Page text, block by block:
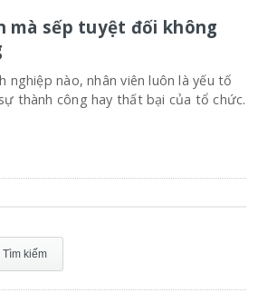
mà sếp tuyệt đối không
nào, nhân viên luôn là yếu tố
thành công hay thất bại của tổ chức.